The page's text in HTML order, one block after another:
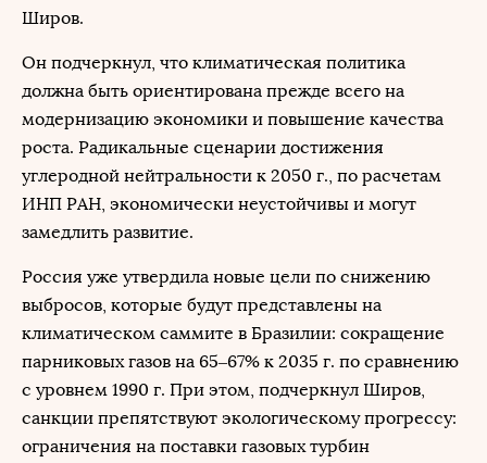
Широв.
Он подчеркнул, что климатическая политика
должна быть ориентирована прежде всего на
модернизацию экономики и повышение качества
роста. Радикальные сценарии достижения
углеродной нейтральности к 2050 г., по расчетам
ИНП РАН, экономически неустойчивы и могут
замедлить развитие.
Россия уже утвердила новые цели по снижению
выбросов, которые будут представлены на
климатическом саммите в Бразилии: сокращение
парниковых газов на 65–67% к 2035 г. по сравнению
с уровнем 1990 г. При этом, подчеркнул Широв,
санкции препятствуют экологическому прогрессу:
ограничения на поставки газовых турбин